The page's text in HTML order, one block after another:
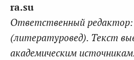
ra.su
Ответственный
(литературовед). Текст
академическим источникам.